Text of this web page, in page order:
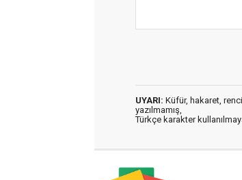
UYARI: Küfür, hakaret,
yazılmamış,
Türkçe karakter